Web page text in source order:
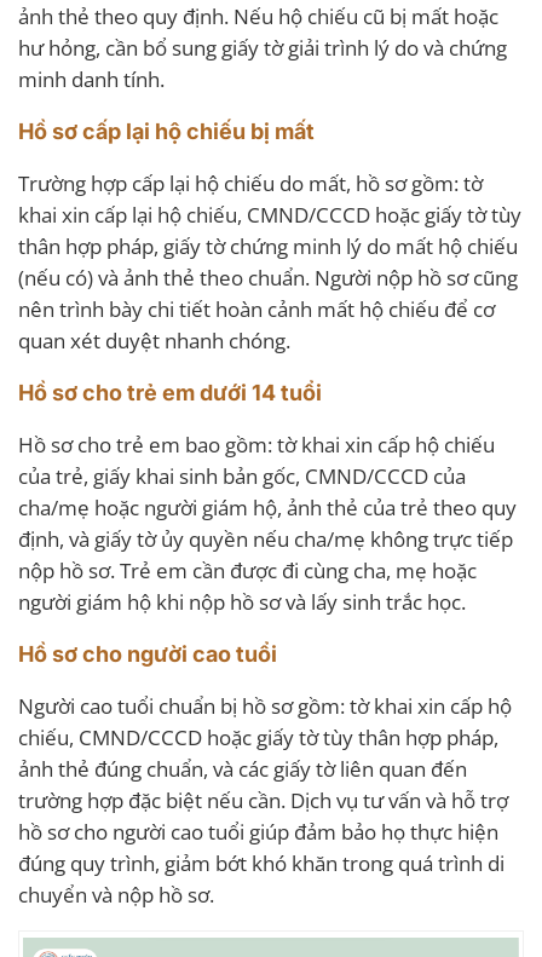
ảnh thẻ theo quy định. Nếu hộ chiếu cũ bị mất hoặc
hư hỏng, cần bổ sung giấy tờ giải trình lý do và chứng
minh danh tính.
Hồ sơ cấp lại hộ chiếu bị mất
Trường hợp cấp lại hộ chiếu do mất, hồ sơ gồm: tờ
khai xin cấp lại hộ chiếu, CMND/CCCD hoặc giấy tờ tùy
thân hợp pháp, giấy tờ chứng minh lý do mất hộ chiếu
(nếu có) và ảnh thẻ theo chuẩn. Người nộp hồ sơ cũng
nên trình bày chi tiết hoàn cảnh mất hộ chiếu để cơ
quan xét duyệt nhanh chóng.
Hồ sơ cho trẻ em dưới 14 tuổi
Hồ sơ cho trẻ em bao gồm: tờ khai xin cấp hộ chiếu
của trẻ, giấy khai sinh bản gốc, CMND/CCCD của
cha/mẹ hoặc người giám hộ, ảnh thẻ của trẻ theo quy
định, và giấy tờ ủy quyền nếu cha/mẹ không trực tiếp
nộp hồ sơ. Trẻ em cần được đi cùng cha, mẹ hoặc
người giám hộ khi nộp hồ sơ và lấy sinh trắc học.
Hồ sơ cho người cao tuổi
Người cao tuổi chuẩn bị hồ sơ gồm: tờ khai xin cấp hộ
chiếu, CMND/CCCD hoặc giấy tờ tùy thân hợp pháp,
ảnh thẻ đúng chuẩn, và các giấy tờ liên quan đến
trường hợp đặc biệt nếu cần. Dịch vụ tư vấn và hỗ trợ
hồ sơ cho người cao tuổi giúp đảm bảo họ thực hiện
đúng quy trình, giảm bớt khó khăn trong quá trình di
chuyển và nộp hồ sơ.